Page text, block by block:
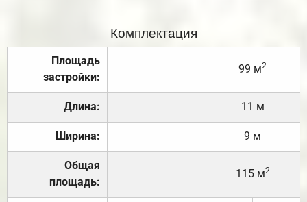
Комплектация
Площадь
застройки:
99 м2
Длина: 11 м
Ширина: 9 м
Общая
площадь:
115 м2